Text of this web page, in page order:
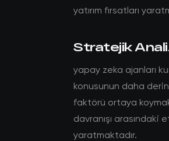
yatırım fırsatları
Stratejik
yapay zeka ajanları
konusunun daha
faktörü ortaya
davranışı
yaratmaktadır.